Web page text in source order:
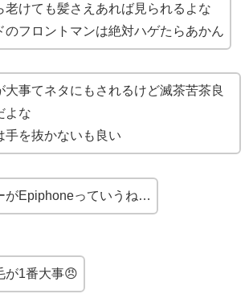
老けても髪さえあれば見られるよな
のフロントマンは絶対ハゲたらあかん
大事てネタにもされるけど滅茶苦茶良
よな
手を抜かないも良い
がEpiphoneっていうね…
が1番大事😠